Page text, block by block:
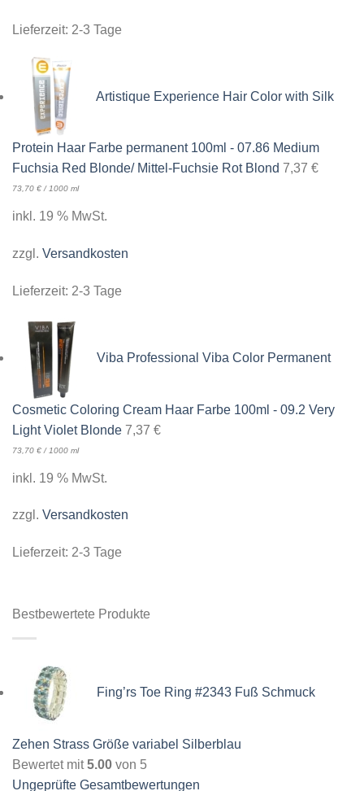
Lieferzeit: 2-3 Tage
Artistique Experience Hair Color with Silk
Protein Haar Farbe permanent 100ml - 07.86 Medium
Fuchsia Red Blonde/ Mittel-Fuchsie Rot Blond 7,37 €
73,70 €/1000 ml
inkl. 19 % MwSt.
zzgl. Versandkosten
Lieferzeit: 2-3 Tage
Viba Professional Viba Color Permanent
Cosmetic Coloring Cream Haar Farbe 100ml - 09.2 Very
Light Violet Blonde 7,37 €
73,70 € / 1000 ml
inkl. 19 % MwSt.
zzgl. Versandkosten
Lieferzeit: 2-3 Tage
Bestbewertete Produkte
Fing’rs Toe Ring #2343 Fuß Schmuck
Zehen Strass Größe variabel Silberblau
Bewertet mit5.00 von 5
Ungeprüfte Gesamtbewertungen